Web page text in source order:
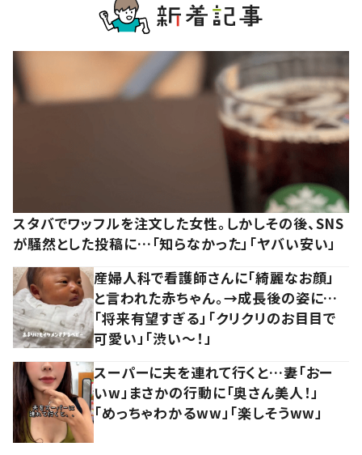
スタバでワッフルを注文した女性。しかしその後、SNS
が騒然とした投稿に…「知らなかった」「ヤバい安い」
産婦人科で看護師さんに「綺麗なお顔」
と言われた赤ちゃん。→成長後の姿に…
「将来有望すぎる」「クリクリのお目目で
可愛い」「渋い～！」
スーパーに夫を連れて行くと…妻「おー
いw」まさかの行動に「奥さん美人！」
「めっちゃわかるww」「楽しそうww」